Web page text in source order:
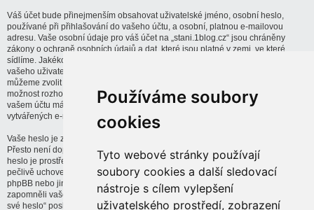
Používáme soubory
cookies
Tyto webové stránky používají
soubory cookies a další sledovací
nástroje s cílem vylepšení
uživatelského prostředí, zobrazení
Váš účet bude přinejmenším obsahovat uživatelské jméno, osobní heslo,
používané při přihlašování do vašeho účtu, a osobní, platnou e-mailovou
adresu. Vaše osobní údaje pro váš účet na „stani.1blog.cz“ jsou chráněny
zákony o ochraně osobních údajů a dat, které jsou platné v zemi, ve které
sídlíme. Jakékoliv jiné informace požadované od „stani.1blog.cz“ kromě
vašeho uživatelského jména, vašeho hesla a vašeho e-mailu při registraci,
můžeme zvolit jako povinné nebo dobrovolné. Ve všech případech dostanete
možnost rozhodnout, zda-li tyto informace budou veřejně zobrazitelné. Dále ve
vašem účtu máte možnost zakázat nebo povolit zasílání automaticky
vytvářených e-mailů phpBB softwarem na váš e-mail.
Vaše heslo je zašifrováno (jednosměrný hash) pro zajištění jeho bezpečnosti.
Přesto není doporučeno používat stejné heslo na dalších stránkách. Vaše
heslo je prostředek k přístupu k vašemu účtu na „stani.1blog.cz“, takže jej
pečlivě uchovejte a v žádném případě nebude nikdo spojený s „stani.1blog.cz“,
phpBB nebo jiné, třetí strany, požadovat od vás vaše heslo. V případě, že byste
zapomněli vaše heslo k vašemu účtu, můžete použít funkci „Zapomněl jsem
své heslo“ poskytovanou phpBB softwarem. Tento proces po vás bude žádat